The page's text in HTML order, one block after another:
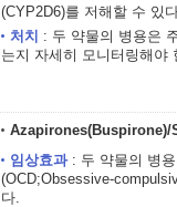
(CYP2D6)를 저해할 수 있
처치 : 두 약물의 병용은
는지 자세히 모니터링해야
임상효과: 두 약물의 병용
(OCD;Obsessive-
다.